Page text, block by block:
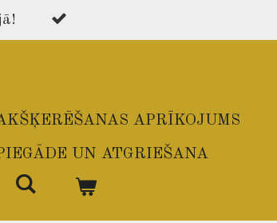
APRĪKOJUMS
UN ATGRIEŠANA